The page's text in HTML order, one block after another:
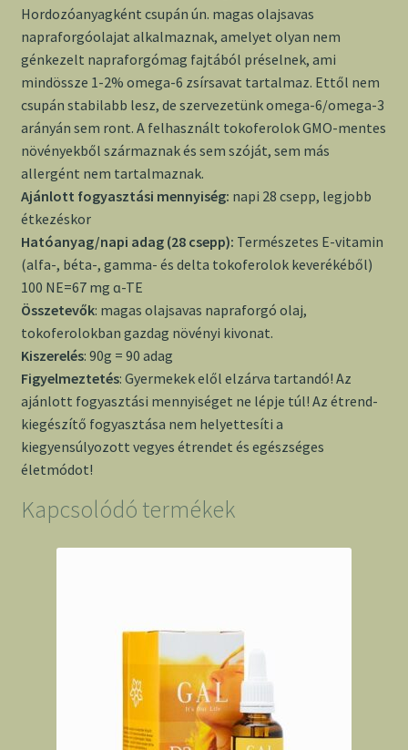
Hordozóanyagként csupán ún. magas olajsavas
napraforgóolajat alkalmaznak, amelyet olyan nem
génkezelt napraforgómag fajtából préselnek, ami
mindössze 1-2% omega-6 zsírsavat tartalmaz. Ettől nem
csupán stabilabb lesz, de szervezetünk omega-6/omega-3
arányán sem ront. A felhasznált tokoferolok GMO-mentes
növényekből származnak és sem szóját, sem más
allergént nem tartalmaznak.
Ajánlott fogyasztási mennyiség: napi 28 csepp, legjobb
étkezéskor
Hatóanyag/napi adag (28 csepp): Természetes E-vitamin
(alfa-, béta-, gamma- és delta tokoferolok keverékéből)
100 NE=67 mg ɑ-TE
Összetevők: magas olajsavas napraforgó olaj,
tokoferolokban gazdag növényi kivonat.
Kiszerelés: 90g = 90 adag
Figyelmeztetés: Gyermekek elől elzárva tartandó! Az
ajánlott fogyasztási mennyiséget ne lépje túl! Az étrend-
kiegészítő fogyasztása nem helyettesíti a
kiegyensúlyozott vegyes étrendet és egészséges
életmódot!
Kapcsolódó termékek